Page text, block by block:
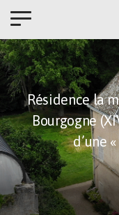
Résidence la
Bourgogne
d’une
Panneau de gestion des